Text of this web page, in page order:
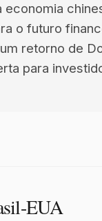
o futuro
retorno de
para
EUA